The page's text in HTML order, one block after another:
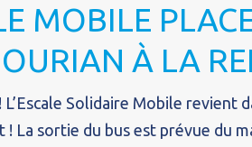
MOBILE
À LA
L’Escale Solidaire Mobile revient
! La sortie du bus est prévue du